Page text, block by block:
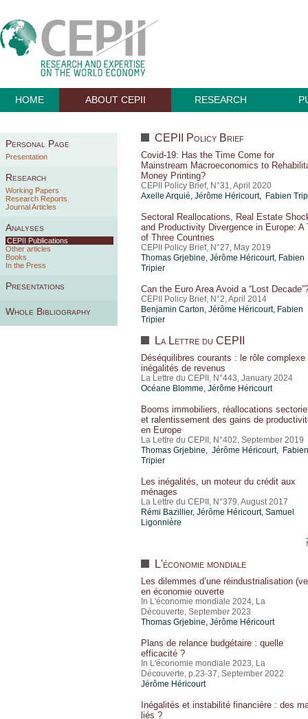
HOME ABOUT CEPII RESEARCH
Personal Page
Presentation
Research
Working Papers
Research Reports
Journal Articles
Analyses
CEPII Publications
Other articles
Books
In the Press
Presentations
Whole Bibliography
CEPII Policy Brief
Covid-19: Has the Time Come for
Mainstream Macroeconomics to
Money Printing?
CEPII Policy Brief, N°31, April 2020
Axelle Arquié, Jérôme Héricourt, Fabien
Sectoral Reallocations, Real Estate
and Productivity Divergence in Europe: A
of Three Countries
CEPII Policy Brief, N°27, May 2019
Thomas Grjebine, Jérôme Héricourt, Fabien
Tripier
Can the Euro Area Avoid a “Lost
CEPII Policy Brief, N°2, April 2014
Benjamin Carton, Jérôme Héricourt, Fabien
Tripier
La Lettre du CEPII
Déséquilibres courants : le rôle complexe
inégalités de revenus
La Lettre du CEPII, N°443, January 2024
Océane Blomme, Jérôme Héricourt
Booms immobiliers, réallocations
et ralentissement des gains de
en Europe
La Lettre du CEPII, N°402, September 2019
Thomas Grjebine, Jérôme Héricourt, Fabien
Tripier
Les inégalités, un moteur du crédit aux
ménages
La Lettre du CEPII, N°379, August 2017
Rémi Bazillier, Jérôme Héricourt, Samuel
Ligonnière
L'économie mondiale
Les dilemmes d’une réindustrialisation
en économie ouverte
In L'économie mondiale 2024, La
Découverte, September 2023
Thomas Grjebine, Jérôme Héricourt
Plans de relance budgétaire : quelle
efficacité ?
In L'économie mondiale 2023, La
Découverte, p.23-37, September 2022
Jérôme Héricourt
Inégalités et instabilité financière : des
liés ?